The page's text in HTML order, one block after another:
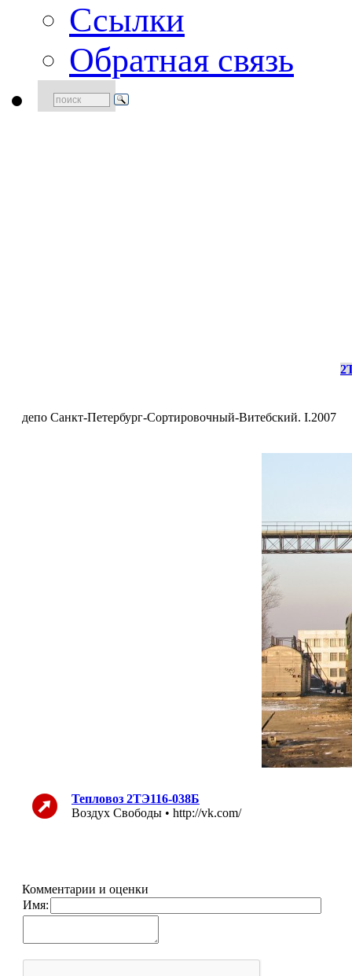
Ссылки
Обратная связь
депо Санкт-Петербург-Сортировочный-Витебский. I.2007
Тепловоз 2ТЭ116-038Б
Воздух Свободы • http://vk.com/
Комментарии и оценки
Имя: